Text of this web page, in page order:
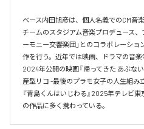
ベース内田旭彦は、個人名義でのCM音
チームのスタジアム音楽プロデュース、
ーモニー交響楽団」とのコラボレーシ
作を行う。近年では映画、ドラマの音楽
2024年公開の映画『帰ってきた あぶな
産型リコ -最後のプラモ女子の人生組み
『青島くんはいじわる』2025年テレビ
の作品に多く携わっている。